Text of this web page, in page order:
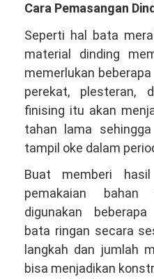
Cara Pemasangan
Seperti hal bata
material dinding
memerlukan
perekat, plesteran,
finising itu akan
tahan lama
tampil oke dalam
Buat memberi
pemakaian
digunakan
bata ringan secara
langkah dan jumlah
bisa menjadikan